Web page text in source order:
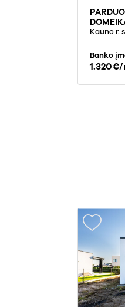
Kauno r.
Banko